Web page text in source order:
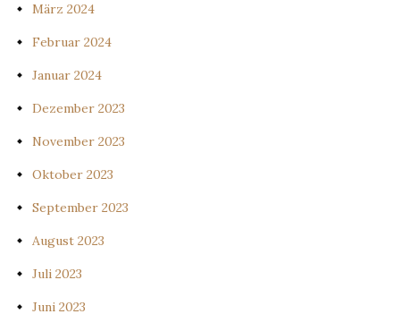
März 2024
Februar 2024
Januar 2024
Dezember 2023
November 2023
Oktober 2023
September 2023
August 2023
Juli 2023
Juni 2023